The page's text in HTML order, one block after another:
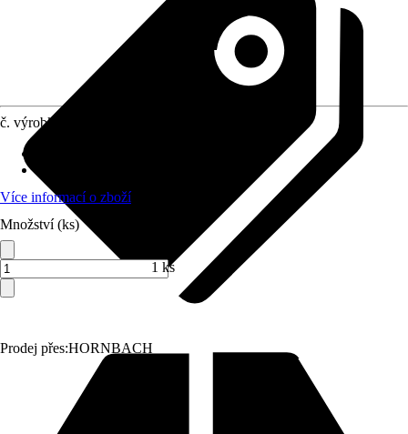
Prodej přes:HORNBACH
č. výrobku
Více informací o zboží
Množství (ks)
1 ks